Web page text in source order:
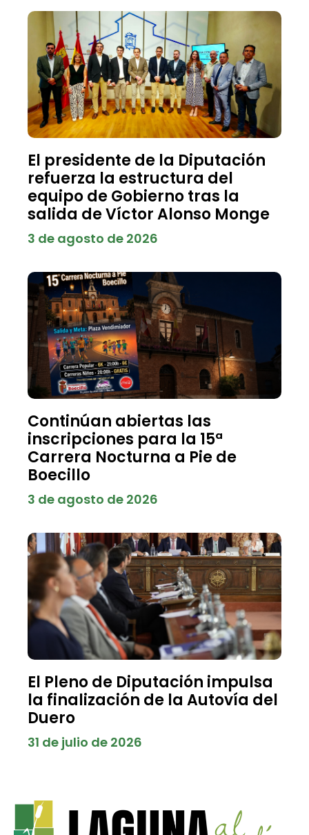
El presidente de la Diputación
refuerza la estructura del
equipo de Gobierno tras la
salida de Víctor Alonso Monge
3 de agosto de 2026
Continúan abiertas las
inscripciones para la 15ª
Carrera Nocturna a Pie de
Boecillo
3 de agosto de 2026
El Pleno de Diputación impulsa
la finalización de la Autovía del
Duero
31 de julio de 2026